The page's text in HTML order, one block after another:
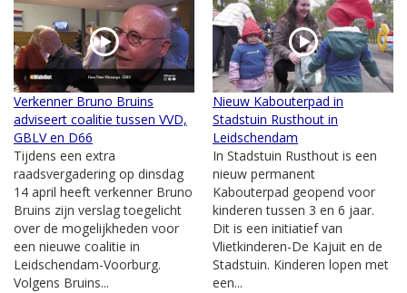
Verkenner Bruno Bruins
adviseert coalitie tussen VVD,
GBLV en D66
Tijdens een extra
raadsvergadering op dinsdag
14 april heeft verkenner Bruno
Bruins zijn verslag toegelicht
over de mogelijkheden voor
een nieuwe coalitie in
Leidschendam-Voorburg.
Volgens Bruins...
Nieuw Kabouterpad in
Stadstuin Rusthout in
Leidschendam
In Stadstuin Rusthout is een
nieuw permanent
Kabouterpad geopend voor
kinderen tussen 3 en 6 jaar.
Dit is een initiatief van
Vlietkinderen-De Kajuit en de
Stadstuin. Kinderen lopen met
een...